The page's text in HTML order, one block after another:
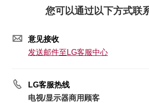
您可以通过以下方式联
意见接收
发送邮件至LG客服中心
LG客服热线
电视/显示器商用顾客